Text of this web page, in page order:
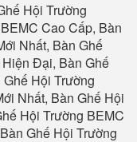
Hội Trường
Cao Cấp, Bàn
Nhất, Bàn Ghế
Đại, Bàn Ghế
Hội Trường
Nhất, Bàn Ghế Hội
Hội Trường BEMC
Ghế Hội Trường